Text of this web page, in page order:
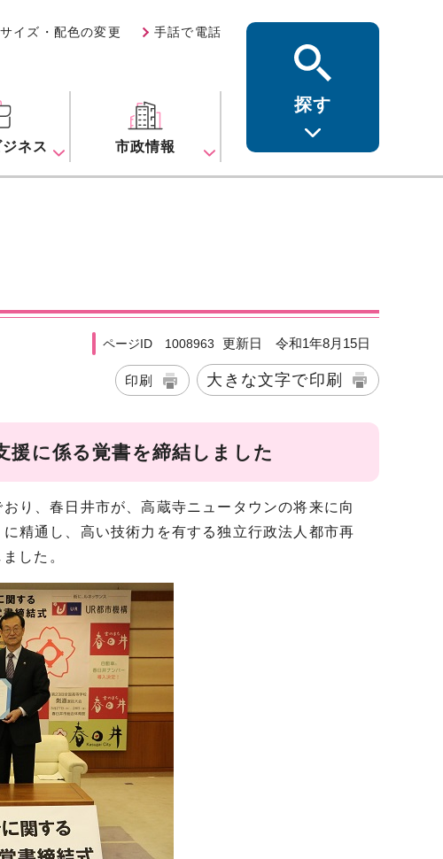
イズ・配色の変更 手話で電話
ネス 市政情報
探す
ページID 1008963 更新日 令和1年8月15日
印刷 大きな文字で印刷
に係る覚書を締結しました
り、春日井市が、高蔵寺ニュータウンの将来に向
精通し、高い技術力を有する独立行政法人都市再
した。